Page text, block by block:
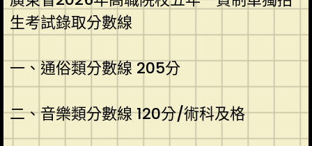
生考試錄取分數線
一、通俗類分數線 205分
二、音樂類分數線 120分/術科及格